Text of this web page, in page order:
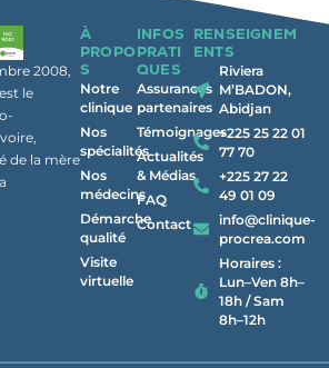
2008,
le
de la mère
À
PROPO
S
Notre
clinique
Nos
spécialités
Nos
médecins
Démarche
qualité
Visite
virtuelle
INFOS
PRATI
QUES
Assurances
partenaires
Témoignages
Actualités
& Médias
FAQ
Contact
RENSEIGNEM
ENTS
Riviera
M’BADON,
Abidjan
+225 25 22 01
77 70
+225 27 22
49 01 09
info@clinique-
procrea.com
Horaires :
Lun–Ven 8h–
18h / Sam
8h–12h